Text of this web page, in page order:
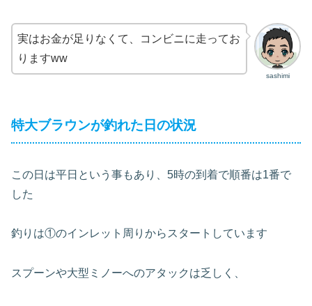
sashimi
実はお金が足りなくて、コンビニに走ってお
りますww
特大ブラウンが釣れた日の状況
この日は平日という事もあり、5時の到着で順番は1番で
した
釣りは①のインレット周りからスタートしています
スプーンや大型ミノーへのアタックは乏しく、